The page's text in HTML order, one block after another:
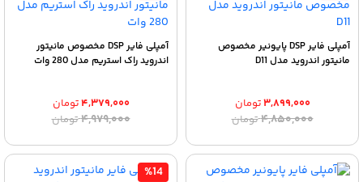
آمپلی فایر DSP پایونیر مخصوص
مانیتور اندروید مدل D11
۴,۸۵۰,۰۰۰تومانقیمت
۴,۸۵۰,۰۰۰ تومان
بود.
۳,۸۹۹,۰۰۰تومان
قیمت
۳,۸۹۹,۰۰۰ تومان.
آمپلی فایر DSP مخصوص مانیتور
اندروید راک استریم مدل 280 وات
۴,۹۷۹,۰۰۰تومانقیمت
۴,۹۷۹,۰۰۰ تومان
بود.
۴,۳۷۹,۰۰۰تومان
قیمت
۴,۳۷۹,۰۰۰ تومان.
%14